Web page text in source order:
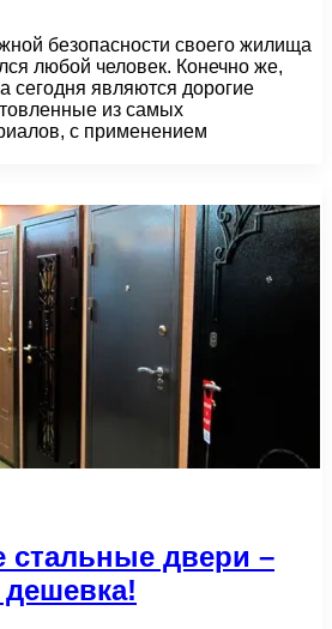
безопасности своего жилища
любой человек. Конечно же,
сегодня являются дорогие
из самых
с применением
стальные двери –